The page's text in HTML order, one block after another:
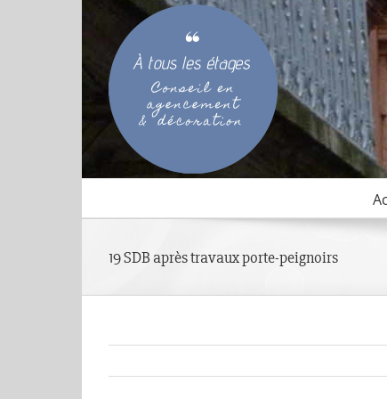
19 SDB après travaux porte-peignoirs